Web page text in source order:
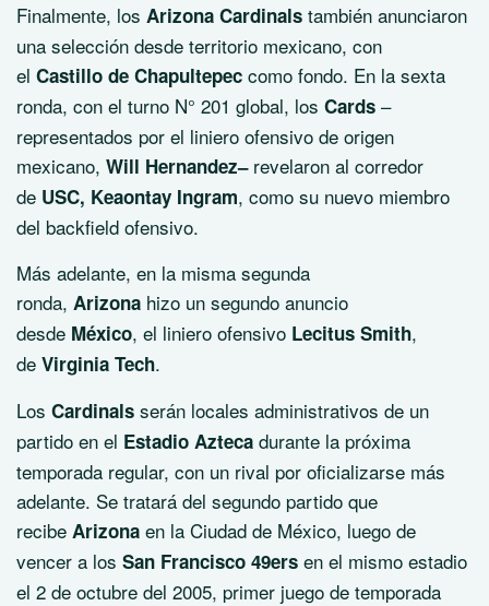
Finalmente, los Arizona Cardinals también anunciaron
una selección desde territorio mexicano, con
el Castillo de Chapultepec como fondo. En la sexta
ronda, con el turno N° 201 global, los Cards –
representados por el liniero ofensivo de origen
mexicano, Will Hernandez– revelaron al corredor
de USC, Keaontay Ingram, como su nuevo miembro
del backfield ofensivo.
Más adelante, en la misma segunda
ronda, Arizona hizo un segundo anuncio
desde México, el liniero ofensivo Lecitus Smith,
de Virginia Tech.
Los Cardinals serán locales administrativos de un
partido en el Estadio Azteca durante la próxima
temporada regular, con un rival por oficializarse más
adelante. Se tratará del segundo partido que
recibe Arizona en la Ciudad de México, luego de
vencer a los San Francisco 49ers en el mismo estadio
el 2 de octubre del 2005, primer juego de temporada